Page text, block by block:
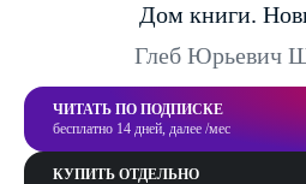
Дом книги.
Глеб Юрьевич
ЧИТАТЬ ПО ПОДПИСКЕ
бесплатно 14 дней, далее /мес
КУПИТЬ ОТДЕЛЬНО